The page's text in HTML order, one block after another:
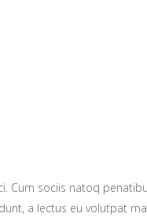
Cum sociis natoq
a lectus eu volutpat